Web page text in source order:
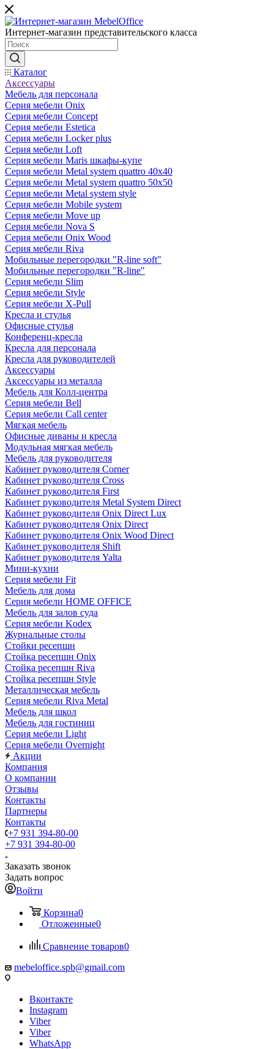
Интернет-магазин представительского класса
Каталог
Аксессуары
Мебель для персонала
Серия мебели Onix
Серия мебели Concept
Серия мебели Estetica
Серия мебели Locker plus
Серия мебели Loft
Серия мебели Maris шкафы-купе
Серия мебели Metal system quattro 40x40
Серия мебели Metal system quattro 50x50
Серия мебели Metal system style
Серия мебели Mobile system
Серия мебели Move up
Серия мебели Nova S
Серия мебели Onix Wood
Серия мебели Riva
Мобильные перегородки "R-line soft"
Мобильные перегородки "R-line"
Серия мебели Slim
Серия мебели Style
Серия мебели X-Pull
Кресла и стулья
Офисные стулья
Конференц-кресла
Кресла для персонала
Кресла для руководителей
Аксессуары
Аксессуары из металла
Мебель для Колл-центра
Серия мебели Bell
Серия мебели Call center
Мягкая мебель
Офисные диваны и кресла
Модульная мягкая мебель
Мебель для руководителя
Кабинет руководителя Corner
Кабинет руководителя Cross
Кабинет руководителя First
Кабинет руководителя Metal System Direct
Кабинет руководителя Onix Direct Lux
Кабинет руководителя Onix Direct
Кабинет руководителя Onix Wood Direct
Кабинет руководителя Shift
Кабинет руководителя Yalta
Мини-кухни
Серия мебели Fit
Мебель для дома
Серия мебели HOME OFFICE
Мебель для залов суда
Серия мебели Kodex
Журнальные столы
Стойки ресепшн
Стойка ресепшн Onix
Стойка ресепшн Riva
Стойка ресепшн Style
Металлическая мебель
Серия мебели Riva Metal
Мебель для школ
Мебель для гостиниц
Серия мебели Light
Серия мебели Overnight
Акции
Компания
О компании
Отзывы
Контакты
Партнеры
Контакты
+7 931 394-80-00
+7 931 394-80-00
Заказать звонок
Задать вопрос
Войти
Корзина0
Отложенные0
Сравнение товаров0
mebeloffice.spb@gmail.com
Вконтакте
Instagram
Viber
Viber
WhatsApp